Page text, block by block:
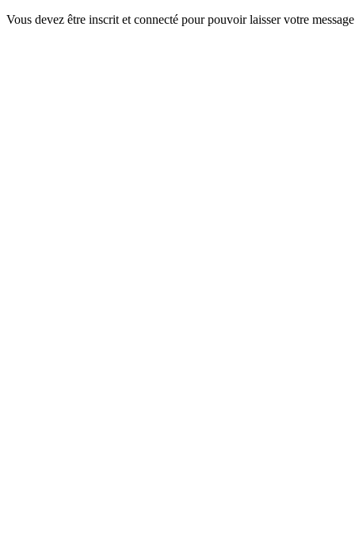
Vous devez être inscrit et connecté pour pouvoir laisser votre